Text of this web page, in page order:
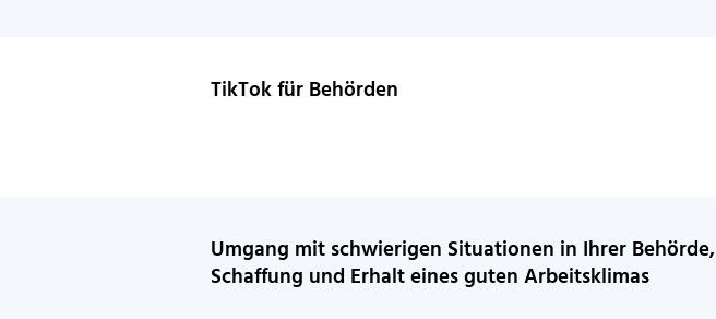
TikTok für Behörden
Umgang mit schwierigen Situationen in Ihrer Behörde,
Schaffung und Erhalt eines guten Arbeitsklimas